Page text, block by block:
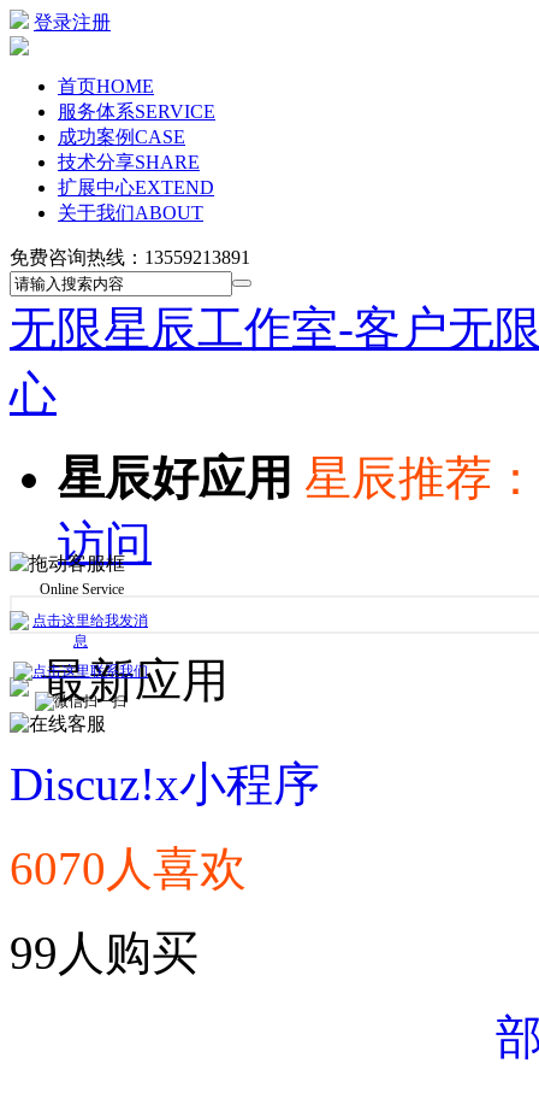
登录注册
首页HOME
服务体系SERVICE
成功案例CASE
技术分享SHARE
扩展中心EXTEND
关于我们ABOUT
免费咨询热线： 13559213891
无限星辰工作室-客户无
心
星辰好应用 星辰推荐：
访问
最新应用
Discuz!x小程序
6070人喜欢
99人购买
Online Service